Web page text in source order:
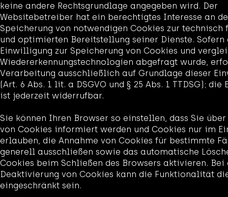
keine andere Rechtsgrundlage angegeben wird. Der
Websitebetreiber hat ein berechtigtes Interesse an
Speicherung von notwendigen Cookies zur technisch
und optimierten Bereitstellung seiner Dienste. Sofern
Einwilligung zur Speicherung von Cookies und
Wiedererkennungstechnologien abgefragt wurde,
Verarbeitung ausschließlich auf Grundlage dieser
(Art. 6 Abs. 1 lit. a DSGVO und § 25 Abs. 1 TTDSG);
ist jederzeit widerrufbar.
Sie können Ihren Browser so einstellen, dass Sie über
von Cookies informiert werden und Cookies nur im
erlauben, die Annahme von Cookies für bestimmte
generell ausschließen sowie das automatische
Cookies beim Schließen des Browsers aktivieren. Bei
Deaktivierung von Cookies kann die Funktionalität
eingeschränkt sein.